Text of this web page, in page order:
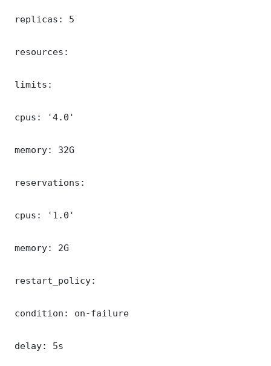
replicas: 5
resources:
limits:
cpus: '4.0'
memory: 32G
reservations:
cpus: '1.0'
memory: 2G
restart_policy:
condition: on-failure
delay: 5s